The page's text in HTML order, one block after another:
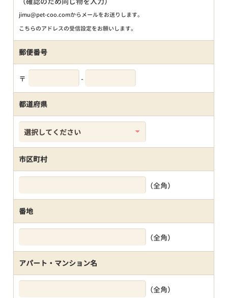
jimu@pet-coo.comからメールをお送りします。
こちらのアドレスの受信設定をお願いします。
郵便番号
〒 -
都道府県
市区町村
（全角）
番地
（全角）
アパート・マンション名
（全角）